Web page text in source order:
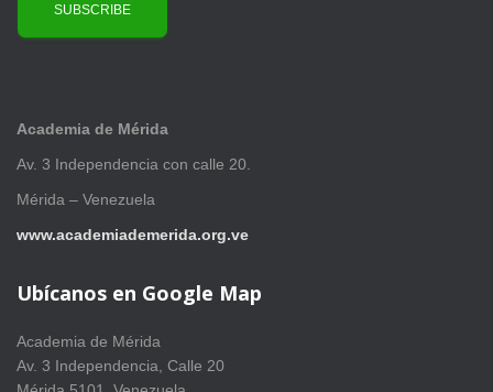
Academia de Mérida
Av. 3 Independencia con calle 20.
Mérida – Venezuela
www.academiademerida.org.ve
Ubícanos en Google Map
Academia de Mérida
Av. 3 Independencia, Calle 20